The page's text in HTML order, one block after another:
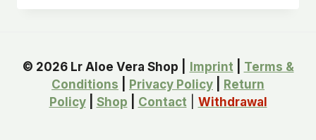
E
NUTRE
LA
PELLE
© 2026 Lr Aloe Vera Shop | Imprint
Terms &
Conditions
Privacy Policy
Return
Policy| Shop Contact Withdrawal